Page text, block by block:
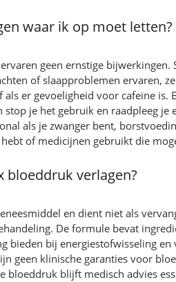
waar ik op moet letten?
geen ernstige bijwerkingen.
of slaapproblemen ervaren,
er gevoeligheid voor cafeïne is.
je het gebruik en raadpleeg je
als je zwanger bent,
of medicijnen gebruikt die
bloeddruk verlagen?
en dient niet als
De formule bevat
bieden bij energiestofwisseling en
geen klinische garanties voor
bloeddruk blijft medisch advies